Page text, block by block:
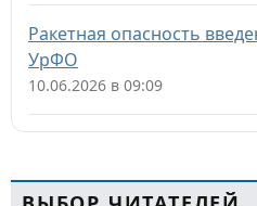
Ракетная опасность
УрФО
10.06.2026 в 09:09